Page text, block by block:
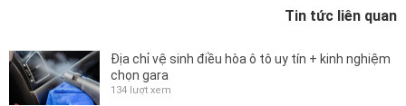
Tin tức liên quan
Địa chỉ vệ sinh điều hòa ô tô uy tín + kinh nghiệm
chọn gara
134 lượt xem